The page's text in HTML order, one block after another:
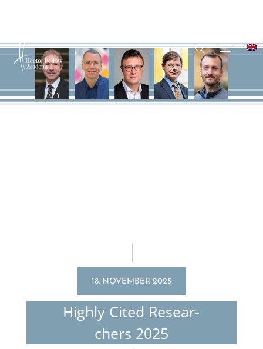
18. NOVEMBER 2025
Highly Cited Resear­
chers 2025